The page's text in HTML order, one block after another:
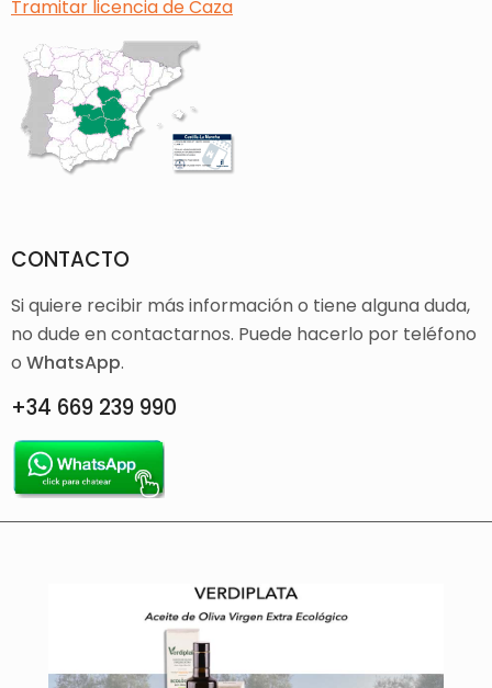
Tramitar licencia de Caza
CONTACTO
Si quiere recibir más información o tiene alguna duda,
no dude en contactarnos. Puede hacerlo por teléfono
o WhatsApp.
+34 669 239 990